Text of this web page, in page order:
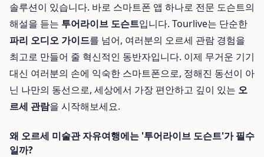
솔루션이 있습니다. 바로 스마트폰 앱 하나로 전문 도슨트의
해설을 듣는 투어라이브 도슨트입니다. Tourlive는 단순한
파리 오디오 가이드를 넘어, 여러분의 오르세 관람 경험을
최고로 만들어 줄 혁신적인 동반자입니다. 이제 무거운 기기
대신 여러분의 손에 익숙한 스마트폰으로, 정해진 동선이 아
닌 나만의 동선으로, 세상에서 가장 편안하고 깊이 있는 오
르세 관람을 시작해보세요.
왜 오르세 미술관 자유여행에는 '투어라이브 도슨트'가 필수
일까?